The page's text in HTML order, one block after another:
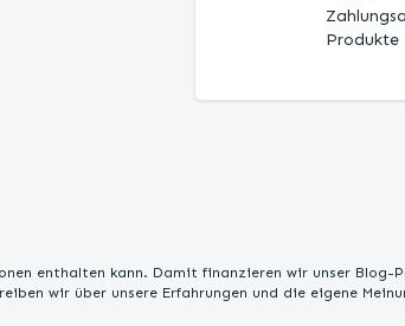
Produkte
enthalten kann. Damit finanzieren wir unser Blog-
wir über unsere Erfahrungen und die eigene